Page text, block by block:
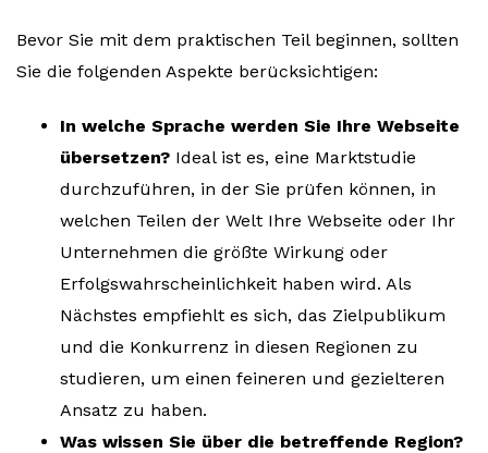
Bevor Sie mit dem praktischen Teil beginnen, sollten
Sie die folgenden Aspekte berücksichtigen:
In welche Sprache werden Sie Ihre Webseite
übersetzen? Ideal ist es, eine Marktstudie
durchzuführen, in der Sie prüfen können, in
welchen Teilen der Welt Ihre Webseite oder Ihr
Unternehmen die größte Wirkung oder
Erfolgswahrscheinlichkeit haben wird. Als
Nächstes empfiehlt es sich, das Zielpublikum
und die Konkurrenz in diesen Regionen zu
studieren, um einen feineren und gezielteren
Ansatz zu haben.
Was wissen Sie über die betreffende Region?